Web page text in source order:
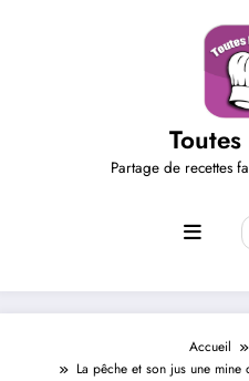
Partage de recettes
Accueil
La pêche et son jus une